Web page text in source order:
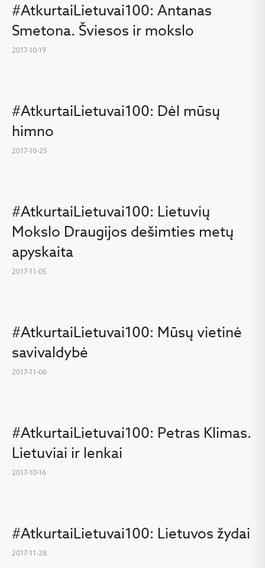
#AtkurtaiLietuvai100: Antanas
Smetona. Šviesos ir mokslo
2017-10-19
#AtkurtaiLietuvai100: Dėl mūsų
himno
2017-10-25
#AtkurtaiLietuvai100: Lietuvių
Mokslo Draugijos dešimties metų
apyskaita
2017-11-05
#AtkurtaiLietuvai100: Mūsų vietinė
savivaldybė
2017-11-06
#AtkurtaiLietuvai100: Petras Klimas.
Lietuviai ir lenkai
2017-10-16
#AtkurtaiLietuvai100: Lietuvos žydai
2017-11-28